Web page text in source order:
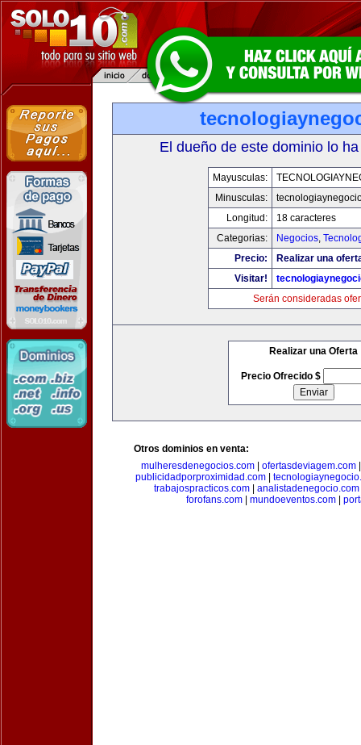
El dueño de este dominio lo
Mayusculas:
Minusculas:
Longitud:
18 caracteres
Categorias:
Negocios,
Precio:
Realizar una
Visitar!
Serán consideradas
Realizar una Oferta
Precio Ofrecido $
Otros dominios en venta:
mulheresdenegocios.com
ofertasdeviagem.com
publicidadporproximidad.com|
trabajospracticos.com| analistadenegocio.com
forofans.com
mundoeventos.com